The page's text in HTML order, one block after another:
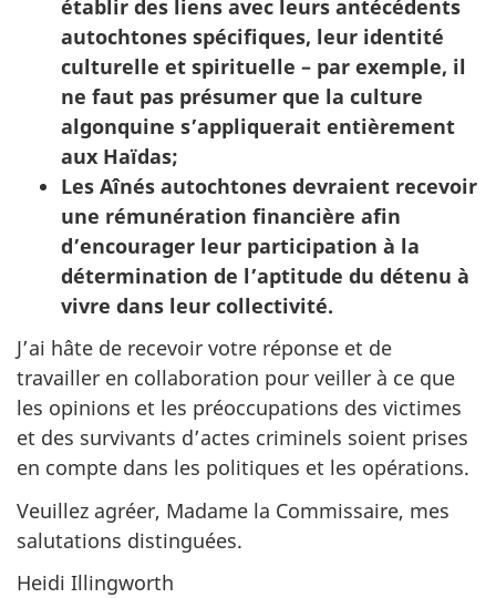
établir des liens avec leurs antécédents
autochtones spécifiques, leur identité
culturelle et spirituelle – par exemple, il
ne faut pas présumer que la culture
algonquine s’appliquerait entièrement
aux Haïdas;
Les Aînés autochtones devraient recevoir
une rémunération financière afin
d’encourager leur participation à la
détermination de l’aptitude du détenu à
vivre dans leur collectivité.
J’ai hâte de recevoir votre réponse et de
travailler en collaboration pour veiller à ce que
les opinions et les préoccupations des victimes
et des survivants d’actes criminels soient prises
en compte dans les politiques et les opérations.
Veuillez agréer, Madame la Commissaire, mes
salutations distinguées.
Heidi Illingworth